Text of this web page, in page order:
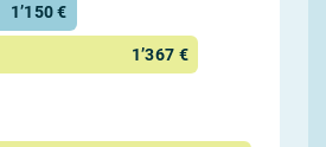
1’150 €
1’367 €